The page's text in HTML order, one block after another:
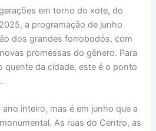
em torno do xote, do
a programação de junho
dos grandes forrobodós, com
promessas do gênero. Para
quente da cidade, este é o ponto
inteiro, mas é em junho que a
As ruas do Centro, as